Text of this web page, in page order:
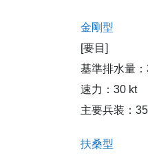
金剛型
[要目]
基準排水量
速力：30 kt
主要兵装：
扶桑型